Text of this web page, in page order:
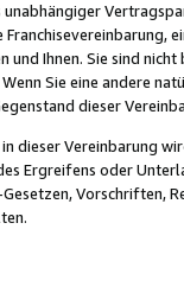
unabhängiger
und Ihnen. Sie sind
Sie eine andere
dieser
dieser Vereinbarung
Ergreifens oder
Vorschriften,